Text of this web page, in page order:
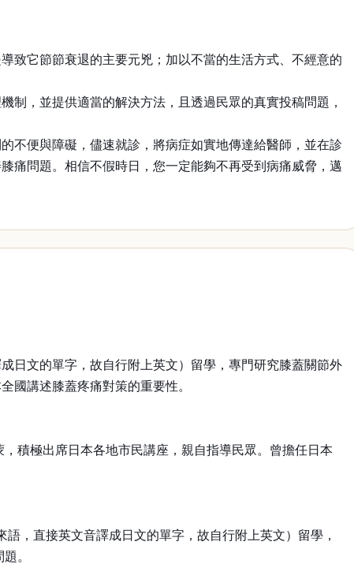
致它節節衰退的主要元兇；加以不當的生活方式、不經意的
制，並提供適當的解決方法，且透過民眾的真實投稿問題，
不便與障礙，儘速就診，將病症如實地傳達給醫師，並在診
痛問題。相信不假時日，您一定能夠不再受到病痛威脅，邁
日文的單字，故自行附上英文）留學，專門研究膝蓋關節外
國講述膝蓋疼痛對策的重要性。
積極出席日本各地市民講座，親自指導民眾。曾擔任日本
，直接英文音譯成日文的單字，故自行附上英文）留學，
。